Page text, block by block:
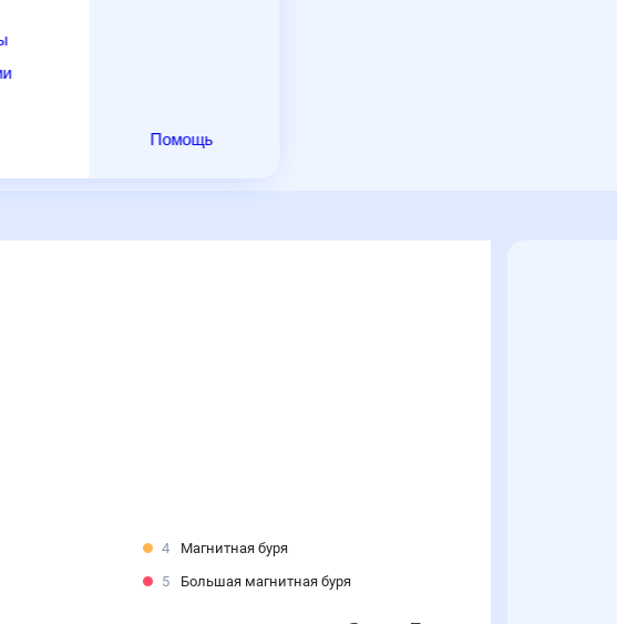
Помощь
4
Магнитная буря
5
Большая магнитная буря